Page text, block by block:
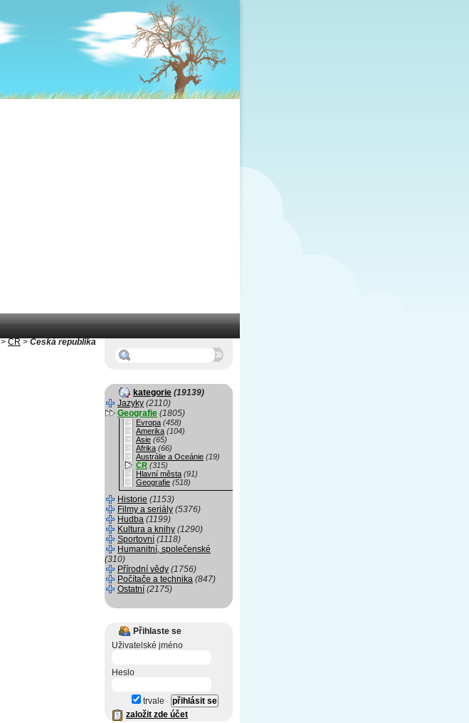
> ČR > Česká republika
kategorie (19139)
Jazyky (2110)
Geografie (1805)
Evropa (458)
Amerika (104)
Asie (65)
Afrika (66)
Austrálie a Oceánie (19)
ČR (315)
Hlavní města (91)
Geografie (518)
Historie (1153)
Filmy a seriály (5376)
Hudba (1199)
Kultura a knihy (1290)
Sportovní (1118)
Humanitní, společenské
(310)
Přírodní vědy (1756)
Počítače a technika (847)
Ostatní (2175)
Přihlaste se
Uživatelské jméno
Heslo
trvale
založit zde účet